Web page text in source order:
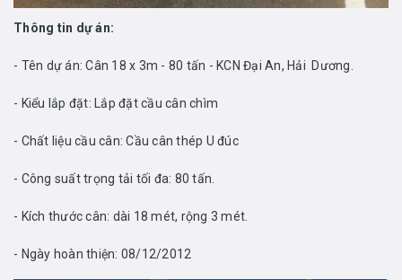
Thông tin dự án:
- Tên dự án: Cân 18 x 3m - 80 tấn - KCN Đại An, Hải Dương.
- Kiểu lắp đặt: Lắp đặt cầu cân chìm
- Chất liệu cầu cân: Cầu cân thép U đúc
- Công suất trọng tải tối đa: 80 tấn.
- Kích thước cân: dài 18 mét, rộng 3 mét.
- Ngày hoàn thiện: 08/12/2012